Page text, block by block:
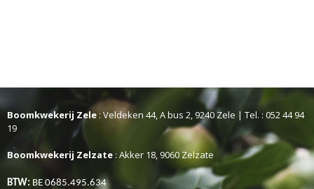
Boomkwekerij Zele: Veldeken 44, A bus 2, 9240 Zele | Tel. : 052 44 94
19
Boomkwekerij Zelzate : Akker 18, 9060 Zelzate
BTW: BE 0685.495.634